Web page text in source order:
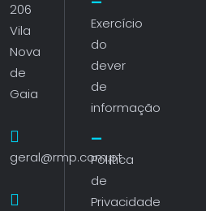
206
Vila
Nova
de
Gaia
geral@rmp.com.pt
Exercício
do
dever
de
informação
Política
de
Privacidade